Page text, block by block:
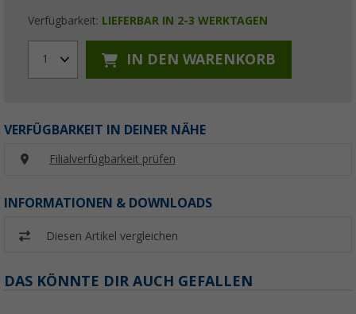
Verfügbarkeit: LIEFERBAR IN 2-3 WERKTAGEN
1 IN DEN WARENKORB
VERFÜGBARKEIT IN DEINER NÄHE
Filialverfügbarkeit prüfen
INFORMATIONEN & DOWNLOADS
Diesen Artikel vergleichen
DAS KÖNNTE DIR AUCH GEFALLEN